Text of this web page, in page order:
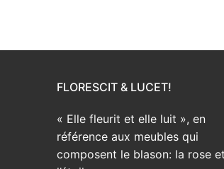
FLORESCIT & LUCET!
« Elle fleurit et elle luit », en
référence aux meubles qui
composent le blason: la rose et